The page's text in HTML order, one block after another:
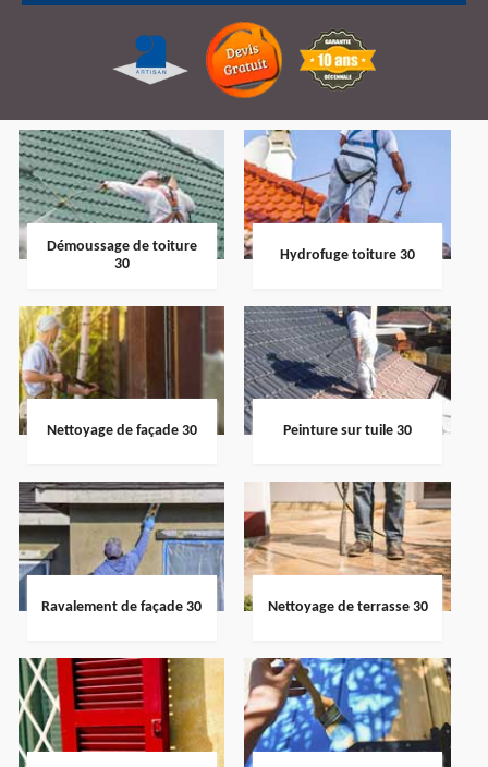
Démoussage de toiture
30
Hydrofuge toiture 30
Nettoyage de façade 30 Peinture sur tuile 30
Ravalement de façade 30 Nettoyage de terrasse 30